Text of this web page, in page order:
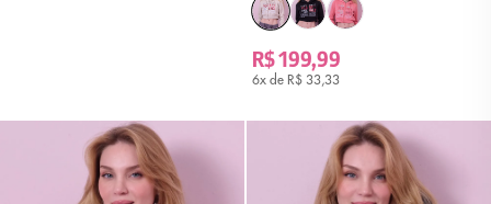
R$ 199,99
6x de R$ 33,33